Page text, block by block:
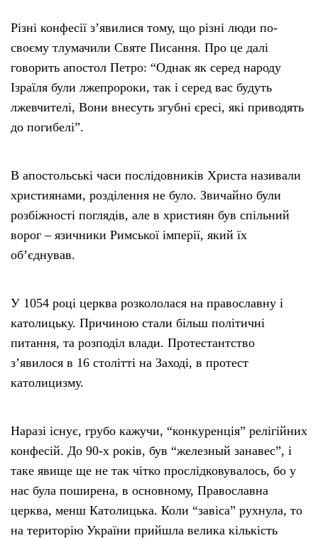
Різні конфесії з’явилися тому, що різні люди по-
своєму тлумачили Святе Писання. Про це далі
говорить апостол Петро: “Однак як серед народу
Ізраїля були лжепророки, так і серед вас будуть
лжевчителі, Вони внесуть згубні єресі, які приводять
до погибелі”.
В апостольські часи послідовників Христа називали
християнами, розділення не було. Звичайно були
розбіжності поглядів, але в християн був спільний
ворог – язичники Римської імперії, який їх
об’єднував.
У 1054 році церква розкололася на православну і
католицьку. Причиною стали більш політичні
питання, та розподіл влади. Протестантство
з’явилося в 16 столітті на Заході, в протест
католицизму.
Наразі існує, грубо кажучи, “конкуренція” релігійних
конфесій. До 90-х років, був “железный занавес”, і
таке явище ще не так чітко прослідковувалось, бо у
нас була поширена, в основному, Православна
церква, менш Католицька. Коли “завіса” рухнула, то
на територію України прийшла велика кількість